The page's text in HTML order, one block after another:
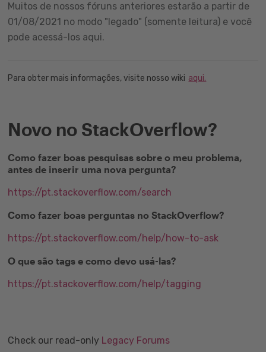
Muitos de nossos fóruns anteriores estarão a partir de
01/08/2021 no modo "legado" (somente leitura) e você
pode acessá-los aqui.
Para obter mais informações, visite nosso wiki aqui.
Novo no StackOverflow?
Como fazer boas pesquisas sobre o meu problema,
antes de inserir uma nova pergunta?
https://pt.stackoverflow.com/search
Como fazer boas perguntas no StackOverflow?
https://pt.stackoverflow.com/help/how-to-ask
O que são tags e como devo usá-las?
https://pt.stackoverflow.com/help/tagging
Check our read-only Legacy Forums